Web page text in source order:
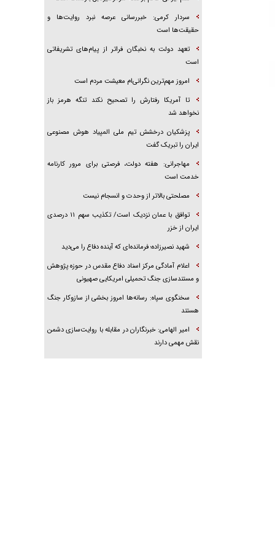
سردار کرمی: خبررسانی عرصه نبرد روایت‌ها و
حقیقت‌ها است
تعهد دولت به نخبگان فراتر از پیام‎‌های تشریفاتی
است
امروز مهم‌ترین نگرانی‌ام معیشت مردم است
تا آمریکا رفتارش را تصحیح نکند تنگه هرمز باز
نخواهد شد
پزشکیان درخشش تیم ملی المپیاد هوش مصنوعی
ایران را تبریک گفت
مهاجرانی: هفته دولت، فرصتی برای مرور کارنامه
خدمت است
مصلحتی بالاتر از وحدت و انسجام نیست
توافق با عمان نزدیک است/ تکذیب سهم ۱۱ درصدی
ایران از خزر
شهید نصیرزاده؛ فرمانده‌ای که آینده دفاع را می‌دید
اعلام آمادگی مرکز اسناد دفاع مقدس در حوزه پژوهش
و مستندسازی جنگ تحمیلی امریکایی صهیونی
سخنگوی سپاه: رسانه‌ها امروز بخشی از سازوکار جنگ
هستند
امیر الهامی: خبرنگاران در مقابله با روایت‌سازی دشمن
نقش مهمی دارند